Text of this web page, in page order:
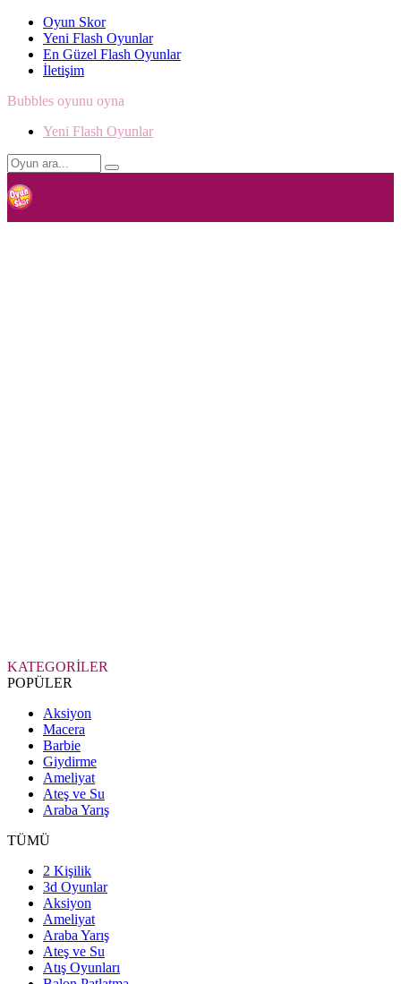
Oyun Skor
Yeni Flash Oyunlar
En Güzel Flash Oyunlar
İletişim
Bubbles oyunu oyna
Yeni Flash Oyunlar
KATEGORİLER
POPÜLER
Aksiyon
Macera
Barbie
Giydirme
Ameliyat
Ateş ve Su
Araba Yarış
TÜMÜ
2 Kişilik
3d Oyunlar
Aksiyon
Ameliyat
Araba Yarış
Ateş ve Su
Atış Oyunları